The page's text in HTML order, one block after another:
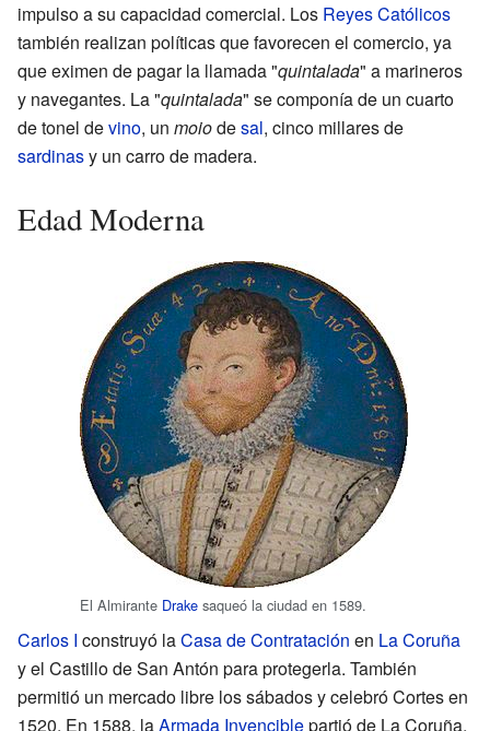
impulso a su capacidad comercial. Los Reyes Católicos
también realizan políticas que favorecen el comercio, ya
que eximen de pagar la llamada "quintalada" a marineros
y navegantes. La "quintalada" se componía de un cuarto
de tonel devino, un moiodesal, cinco millares de
sardinasy un carro de madera.
Edad Moderna
El Almirante Drake saqueó la ciudad en 1589.
Carlos I construyó laCasa de Contratación en La Coruña
y el Castillo de San Antón para protegerla. También
permitió un mercado libre los sábados y celebró Cortes en
1520. En 1588, laArmada Invenciblepartió de La Coruña,